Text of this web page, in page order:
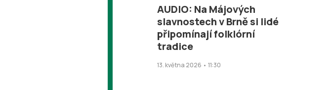
AUDIO: Na Májových
slavnostech v Brně si lidé
připomínají folklórní
tradice
13. května 2026 • 11:30